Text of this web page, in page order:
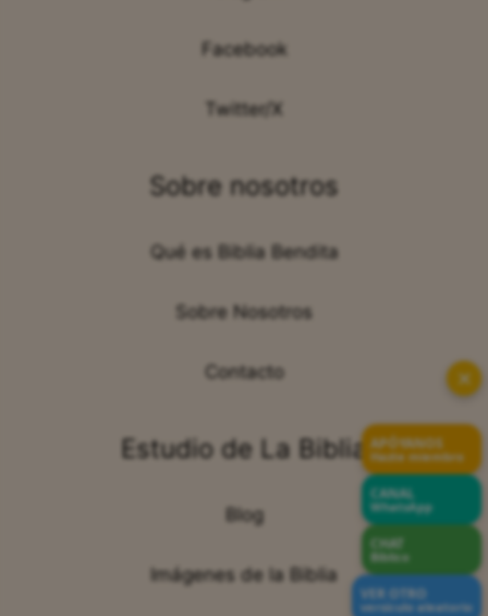
Facebook
Twitter/X
Sobre nosotros
Qué es Biblia Bendita
Sobre Nosotros
Contacto
Estudio de La Biblia
Blog
Imágenes de la Biblia
✕
APÓYANOS
Hazte miembro
CANAL
WhatsApp
CHAT
Bíblico
VER OTRO
versículo aleatorio